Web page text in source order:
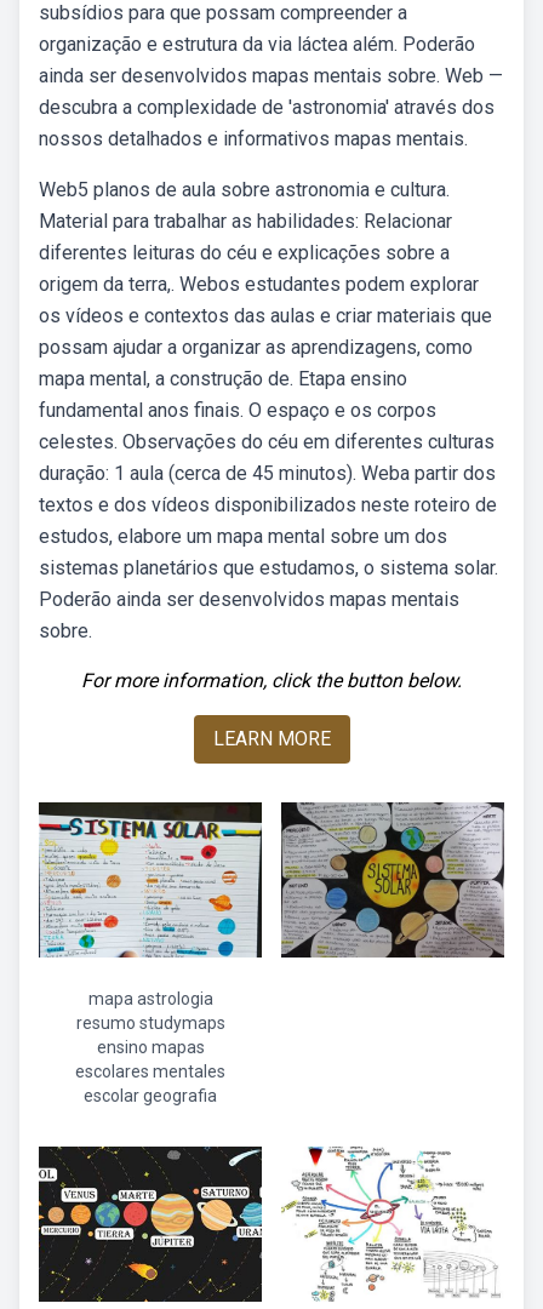
subsídios para que possam compreender a
organização e estrutura da via láctea além. Poderão
ainda ser desenvolvidos mapas mentais sobre. Web —
descubra a complexidade de 'astronomia' através dos
nossos detalhados e informativos mapas mentais.
Web5 planos de aula sobre astronomia e cultura.
Material para trabalhar as habilidades: Relacionar
diferentes leituras do céu e explicações sobre a
origem da terra,. Webos estudantes podem explorar
os vídeos e contextos das aulas e criar materiais que
possam ajudar a organizar as aprendizagens, como
mapa mental, a construção de. Etapa ensino
fundamental anos finais. O espaço e os corpos
celestes. Observações do céu em diferentes culturas
duração: 1 aula (cerca de 45 minutos). Weba partir dos
textos e dos vídeos disponibilizados neste roteiro de
estudos, elabore um mapa mental sobre um dos
sistemas planetários que estudamos, o sistema solar.
Poderão ainda ser desenvolvidos mapas mentais
sobre.
For more information, click the button below.
LEARN MORE
mapa astrologia
resumo studymaps
ensino mapas
escolares mentales
escolar geografia